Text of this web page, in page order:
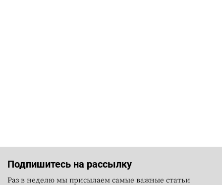
Подпишитесь на рассылку
Раз в неделю мы присылаем самые важные статьи